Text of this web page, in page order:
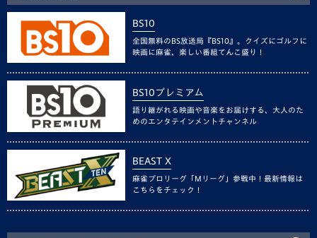
BS10
全国無料のBS放送局『BS10』。クイズにゴルフに
映画に麻雀、楽しい番組てんこ盛り！
BS10プレミアム
語り継がれる映画や音楽をお届けする、大人のた
めのエンタテインメントチャンネル
BEAST X
麻雀プロリーグ「Mリーグ」参戦中！最新情報は
こちらをチェック！